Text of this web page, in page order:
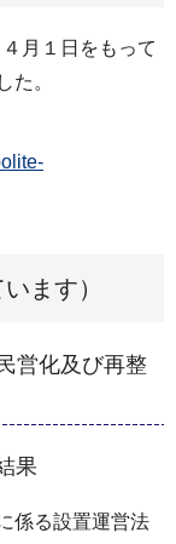
月１日をもって
た。
ます）
営化及び再整
果
係る設置運営法